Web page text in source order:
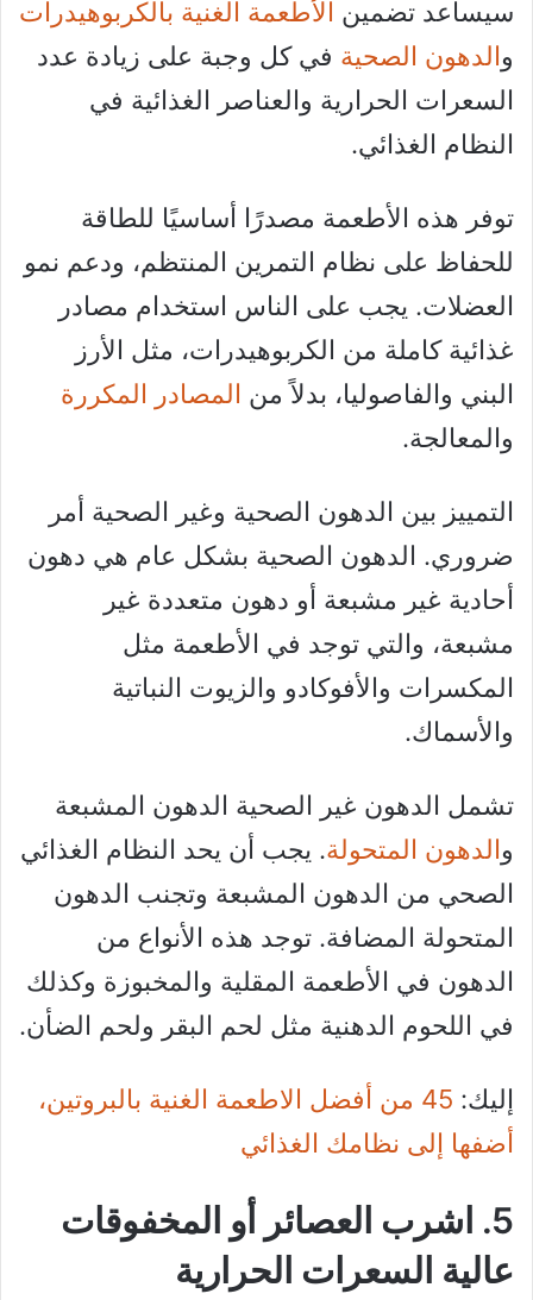
سيساعد تضمين الأطعمة الغنية بالكربوهيدرات
والدهون الصحية في كل وجبة على زيادة عدد
السعرات الحرارية والعناصر الغذائية في
النظام الغذائي.
توفر هذه الأطعمة مصدرًا أساسيًا للطاقة
للحفاظ على نظام التمرين المنتظم، ودعم نمو
العضلات. يجب على الناس استخدام مصادر
غذائية كاملة من الكربوهيدرات، مثل الأرز
البني والفاصوليا، بدلاً من المصادر المكررة
والمعالجة.
التمييز بين الدهون الصحية وغير الصحية أمر
ضروري. الدهون الصحية بشكل عام هي دهون
أحادية غير مشبعة أو دهون متعددة غير
مشبعة، والتي توجد في الأطعمة مثل
المكسرات والأفوكادو والزيوت النباتية
والأسماك.
تشمل الدهون غير الصحية الدهون المشبعة
والدهون المتحولة. يجب أن يحد النظام الغذائي
الصحي من الدهون المشبعة وتجنب الدهون
المتحولة المضافة. توجد هذه الأنواع من
الدهون في الأطعمة المقلية والمخبوزة وكذلك
في اللحوم الدهنية مثل لحم البقر ولحم الضأن.
إليك:
45 من أفضل الاطعمة الغنية بالبروتين،
أضفها إلى نظامك الغذائي
5. اشرب العصائر أو المخفوقات
عالية السعرات الحرارية